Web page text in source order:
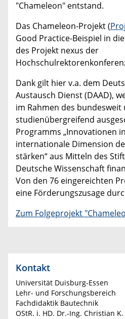
"Chameleon" entstand.
Das Chameleon-Projekt (
Good Practice-Beispiel in
des Projekt nexus der
Dank gilt hier v.a. dem
Austausch Dienst (DAAD),
im Rahmen des bundesweit
studienübergreifend
Programms „Innovationen
internationale Dimension
stärken“ aus Mitteln des
Deutsche Wissenschaft
Von den 76 eingereichten
eine Förderungszusage
Zum Folgeprojekt
Kontakt
Universität Duisburg-Essen
Lehr- und Forschungsbereich
Fachdidaktik Bautechnik
OStR. i. HD. Dr.-Ing. Christian